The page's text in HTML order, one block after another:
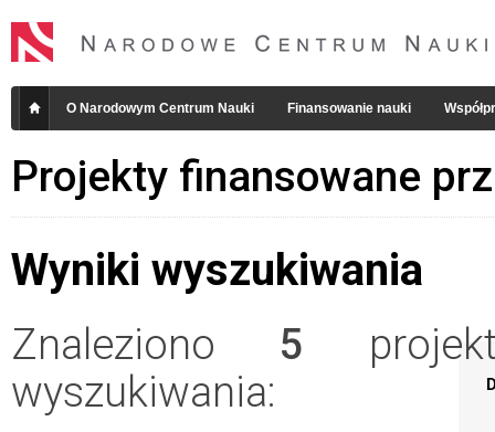
O Narodowym Centrum Nauki Finansowanie nauki
Projekty finansowane
Wyniki wyszukiwania
Znaleziono 5
wyszukiwania: